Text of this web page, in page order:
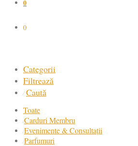
0
0
Categorii
Filtrează
⁄ Caută
Toate
⁄Carduri Membru
⁄Evenimente & Consultații
⁄Parfumuri